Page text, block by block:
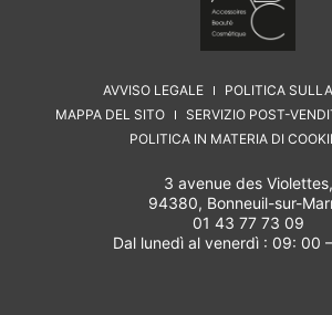
AVVISO LEGALE
POLITICA
MAPPA DEL SITO
SERVIZIO POST-
POLITICA IN MATERIA DI
3 avenue des Violettes,
94380, Bonneuil-sur-
01 43 77 73 09
Dal lunedì al venerdì : 09: 00